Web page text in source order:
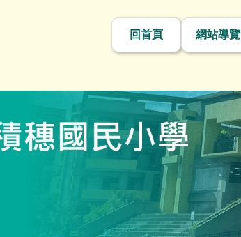
回首頁 網站導覽